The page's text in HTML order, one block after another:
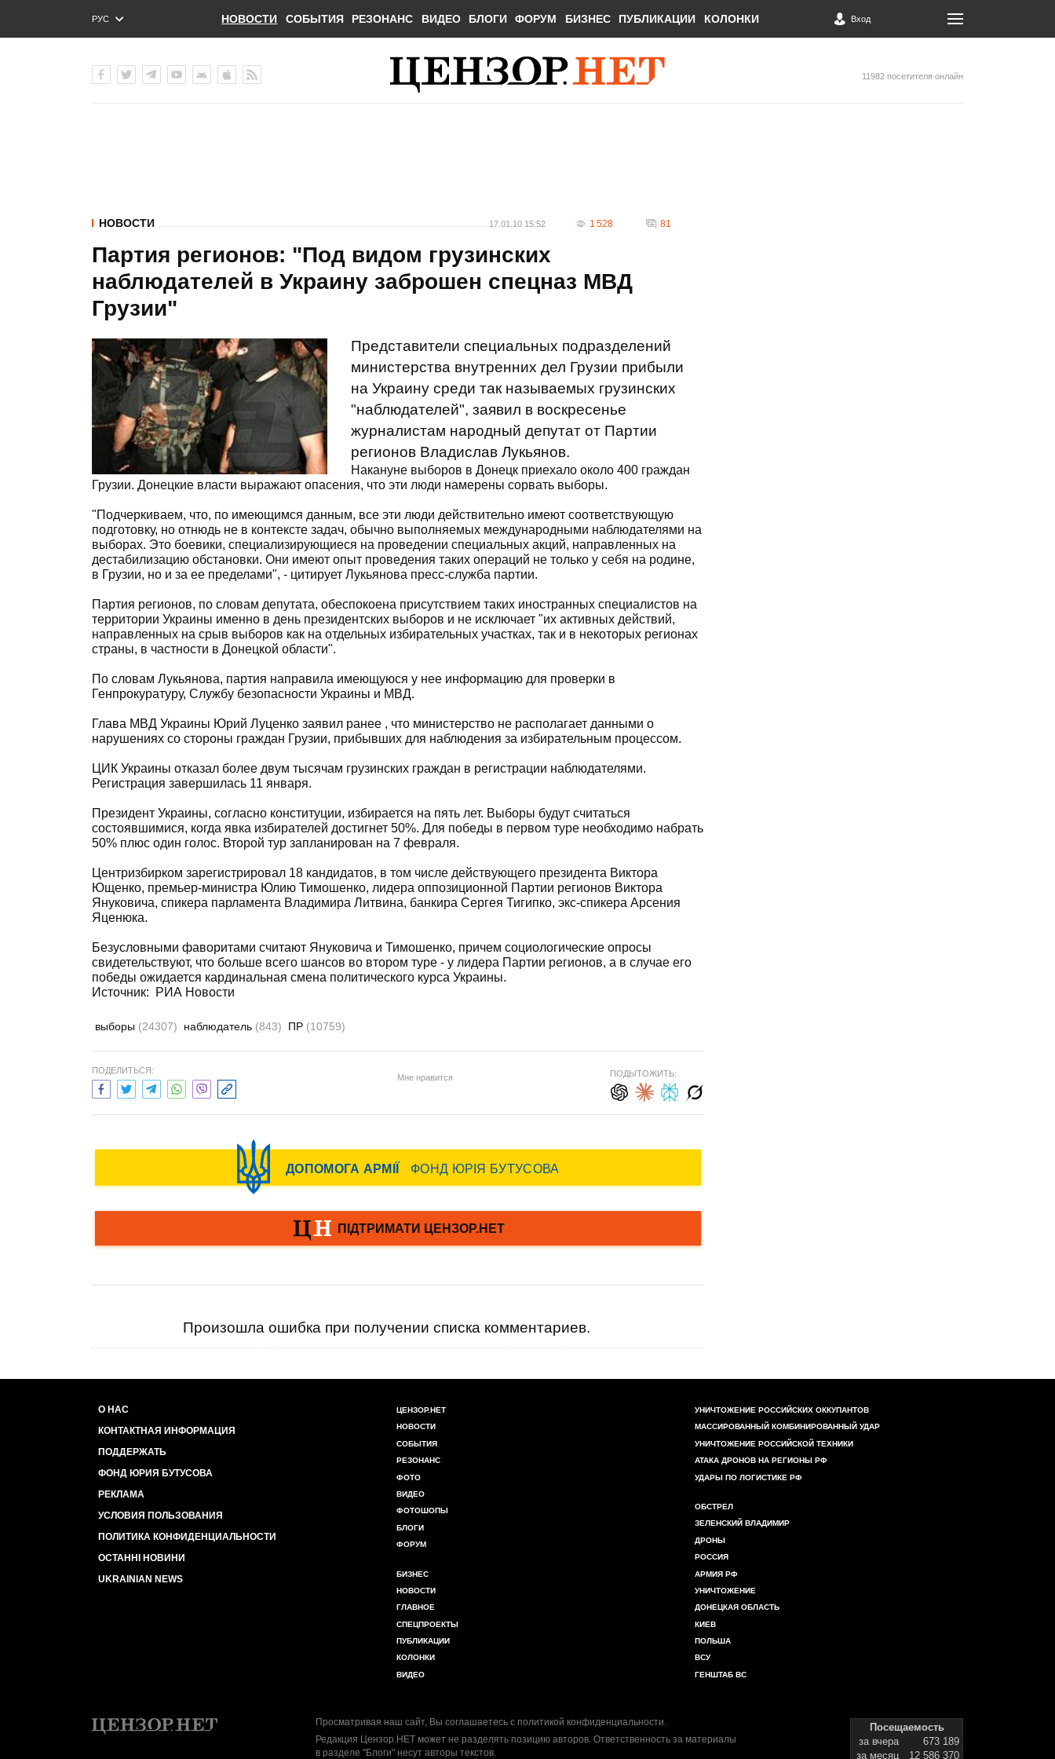
РУС
ENG
НОВОСТИ СОБЫТИЯ РЕЗОНАНС ВИДЕО БЛОГИ ФОРУМ БИЗНЕС ПУБЛИКАЦИИ КОЛОНКИ Вход
11982 посетителя онлайн
НОВОСТИ 17.01.10 15:52 1 528 81
Партия регионов: "Под видом грузинских
наблюдателей в Украину заброшен спецназ МВД
Грузии"
Представители специальных подразделений
министерства внутренних дел Грузии прибыли
на Украину среди так называемых грузинских
"наблюдателей", заявил в воскресенье
журналистам народный депутат от Партии
регионов Владислав Лукьянов.
Накануне выборов в Донецк приехало около 400 граждан
Грузии. Донецкие власти выражают опасения, что эти люди намерены сорвать выборы.
"Подчеркиваем, что, по имеющимся данным, все эти люди действительно имеют соответствующую
подготовку, но отнюдь не в контексте задач, обычно выполняемых международными наблюдателями на
выборах. Это боевики, специализирующиеся на проведении специальных акций, направленных на
дестабилизацию обстановки. Они имеют опыт проведения таких операций не только у себя на родине,
в Грузии, но и за ее пределами", - цитирует Лукьянова пресс-служба партии.
Партия регионов, по словам депутата, обеспокоена присутствием таких иностранных специалистов на
территории Украины именно в день президентских выборов и не исключает "их активных действий,
направленных на срыв выборов как на отдельных избирательных участках, так и в некоторых регионах
страны, в частности в Донецкой области".
По словам Лукьянова, партия направила имеющуюся у нее информацию для проверки в
Генпрокуратуру, Службу безопасности Украины и МВД.
Глава МВД Украины Юрий Луценко заявил ранее , что министерство не располагает данными о
нарушениях со стороны граждан Грузии, прибывших для наблюдения за избирательным процессом.
ЦИК Украины отказал более двум тысячам грузинских граждан в регистрации наблюдателями.
Регистрация завершилась 11 января.
Президент Украины, согласно конституции, избирается на пять лет. Выборы будут считаться
состоявшимися, когда явка избирателей достигнет 50%. Для победы в первом туре необходимо набрать
50% плюс один голос. Второй тур запланирован на 7 февраля.
Центризбирком зарегистрировал 18 кандидатов, в том числе действующего президента Виктора
Ющенко, премьер-министра Юлию Тимошенко, лидера оппозиционной Партии регионов Виктора
Януковича, спикера парламента Владимира Литвина, банкира Сергея Тигипко, экс-спикера Арсения
Яценюка.
Безусловными фаворитами считают Януковича и Тимошенко, причем социологические опросы
свидетельствуют, что больше всего шансов во втором туре - у лидера Партии регионов, а в случае его
победы ожидается кардинальная смена политического курса Украины.
Источник: РИА Новости
выборы (24307) наблюдатель (843) ПР (10759)
ПОДЕЛИТЬСЯ:
Мне нравится ПОДЫТОЖИТЬ:
Произошла ошибка при получении списка комментариев.
О НАС
КОНТАКТНАЯ ИНФОРМАЦИЯ
ПОДДЕРЖАТЬ
ФОНД ЮРИЯ БУТУСОВА
РЕКЛАМА
УСЛОВИЯ ПОЛЬЗОВАНИЯ
ПОЛИТИКА КОНФИДЕНЦИАЛЬНОСТИ
ОСТАННІ НОВИНИ
UKRAINIAN NEWS
ЦЕНЗОР.НЕТ
НОВОСТИ
СОБЫТИЯ
РЕЗОНАНС
ФОТО
ВИДЕО
ФОТОШОПЫ
БЛОГИ
ФОРУМ
БИЗНЕС
НОВОСТИ
ГЛАВНОЕ
СПЕЦПРОЕКТЫ
ПУБЛИКАЦИИ
КОЛОНКИ
ВИДЕО
УНИЧТОЖЕНИЕ РОССИЙСКИХ ОККУПАНТОВ
МАССИРОВАННЫЙ КОМБИНИРОВАННЫЙ УДАР
УНИЧТОЖЕНИЕ РОССИЙСКОЙ ТЕХНИКИ
АТАКА ДРОНОВ НА РЕГИОНЫ РФ
УДАРЫ ПО ЛОГИСТИКЕ РФ
ОБСТРЕЛ
ЗЕЛЕНСКИЙ ВЛАДИМИР
ДРОНЫ
РОССИЯ
АРМИЯ РФ
УНИЧТОЖЕНИЕ
ДОНЕЦКАЯ ОБЛАСТЬ
КИЕВ
ПОЛЬША
ВСУ
ГЕНШТАБ ВС
Просматривая наш сайт, Вы соглашаетесь с политикой конфиденциальности.
Редакция Цензор.НЕТ может не разделять позицию авторов. Ответственность за материалы
в разделе "Блоги" несут авторы текстов.
Посещаемость
за вчера
673 189
за месяц
12 586 370